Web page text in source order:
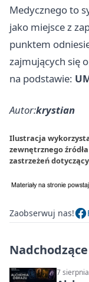
Medycznego to
jako miejsce z
punktem
zajmujących się
na podstawie:
Autor:krystian
Ilustracja
zewnętrznego
zastrzeżeń
Zaobserwuj nas!
7